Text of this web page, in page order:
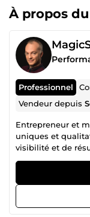
À propos
Professionnel
Vendeur depuis
Entrepreneur et
uniques et
visibilité et de
compétences
acquisition de
revenus